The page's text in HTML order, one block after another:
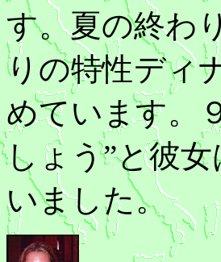
す。夏の終わ
りの特性ディ
めています。
しょう”と彼
いました。